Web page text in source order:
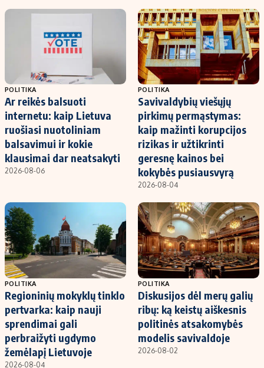
POLITIKA
Ar reikės balsuoti
internetu: kaip Lietuva
ruošiasi nuotoliniam
balsavimui ir kokie
klausimai dar neatsakyti
2026-08-06
POLITIKA
Savivaldybių viešųjų
pirkimų permąstymas:
kaip mažinti korupcijos
rizikas ir užtikrinti
geresnę kainos bei
kokybės pusiausvyrą
2026-08-04
POLITIKA
Regioninių mokyklų tinklo
pertvarka: kaip nauji
sprendimai gali
perbraižyti ugdymo
žemėlapį Lietuvoje
2026-08-04
POLITIKA
Diskusijos dėl merų galių
ribų: ką keistų aiškesnis
politinės atsakomybės
modelis savivaldoje
2026-08-02